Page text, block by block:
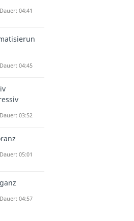
04:41
04:45
03:52
05:01
04:57